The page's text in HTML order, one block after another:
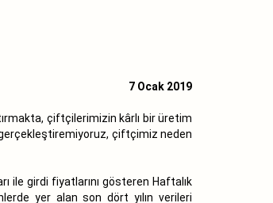
7 Ocak 2019
çiftçilerimizin kârlı bir üretim
çiftçimiz neden
ile girdi fiyatlarını gösteren Haftalık
yer alan son dört yılın verileri